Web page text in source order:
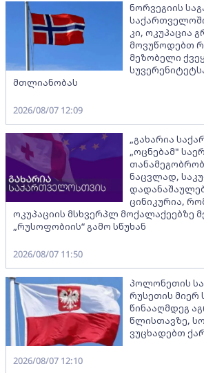
ნორვეგიის
კი, ოკუპაცია
მოვუწოდებთ
მეზობელი
მთლიანობას
2026/08/07 12:09
„გახარია
„ოცნებამ"
ნაცვლად,
ცინიკურია,
ოკუპაციის მსხვერპლ მოქალაქეებზე
„რუსოფობიის“ გამო სწუხან
2026/08/07 11:50
პოლონეთის
რუსეთის
წინააღმდეგ
წლისთავზე,
ვუცხადებთ
2026/08/07 12:10